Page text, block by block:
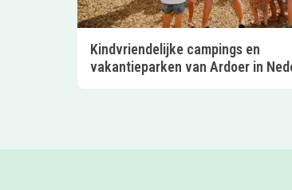
Kindvriendelijke campings en
vakantieparken van Ardoer in